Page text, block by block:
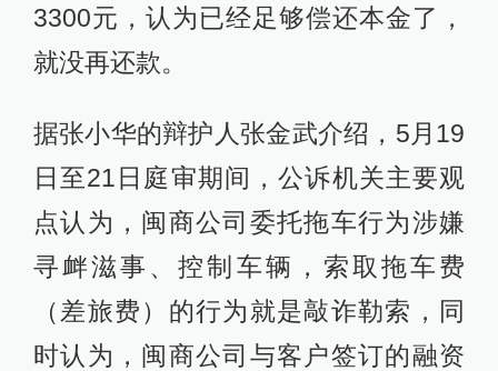
3300元，认为已经足够偿还本金了，
就没再还款。
据张小华的辩护人张金武介绍，5月19
日至21日庭审期间，公诉机关主要观
点认为，闽商公司委托拖车行为涉嫌
寻衅滋事、控制车辆，索取拖车费
（差旅费）的行为就是敲诈勒索，同
时认为，闽商公司与客户签订的融资